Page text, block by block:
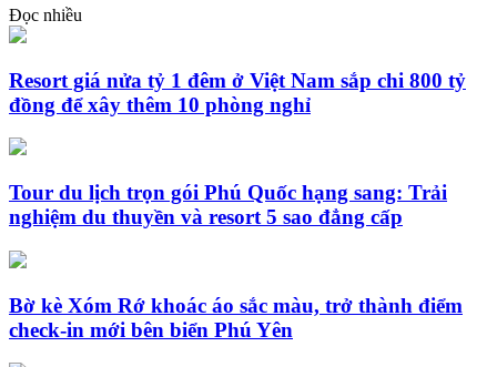
Đọc nhiều
Resort giá nửa tỷ 1 đêm ở Việt Nam sắp chi 800 tỷ
đồng để xây thêm 10 phòng nghỉ
Tour du lịch trọn gói Phú Quốc hạng sang: Trải
nghiệm du thuyền và resort 5 sao đẳng cấp
Bờ kè Xóm Rớ khoác áo sắc màu, trở thành điểm
check-in mới bên biển Phú Yên